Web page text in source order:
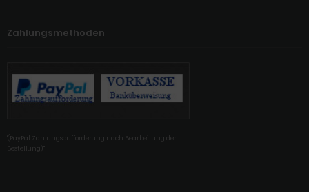
Zahlungsmethoden
'(PayPal Zahlungsaufforderung nach Bearbeitung der
Bestellung)'"